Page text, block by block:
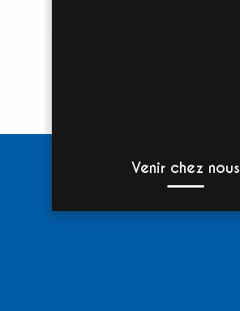
Venir chez nous